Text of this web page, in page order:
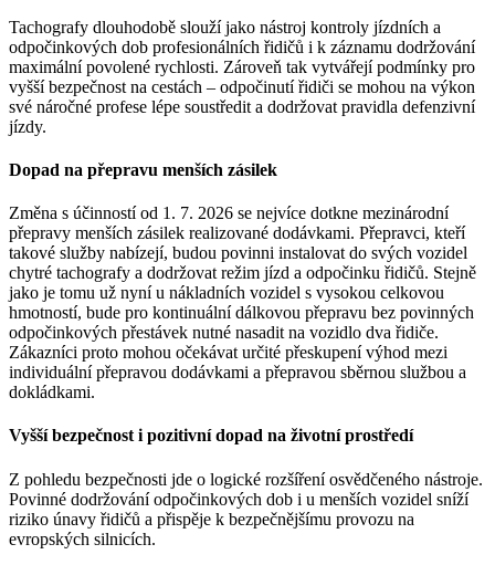
Tachografy dlouhodobě slouží jako nástroj kontroly jízdních a
odpočinkových dob profesionálních řidičů i k záznamu dodržování
maximální povolené rychlosti. Zároveň tak vytvářejí podmínky pro
vyšší bezpečnost na cestách – odpočinutí řidiči se mohou na výkon
své náročné profese lépe soustředit a dodržovat pravidla defenzivní
jízdy.
Dopad na přepravu menších zásilek
Změna s účinností od 1. 7. 2026 se nejvíce dotkne mezinárodní
přepravy menších zásilek realizované dodávkami. Přepravci, kteří
takové služby nabízejí, budou povinni instalovat do svých vozidel
chytré tachografy a dodržovat režim jízd a odpočinku řidičů. Stejně
jako je tomu už nyní u nákladních vozidel s vysokou celkovou
hmotností, bude pro kontinuální dálkovou přepravu bez povinných
odpočinkových přestávek nutné nasadit na vozidlo dva řidiče.
Zákazníci proto mohou očekávat určité přeskupení výhod mezi
individuální přepravou dodávkami a přepravou sběrnou službou a
dokládkami.
Vyšší bezpečnost i pozitivní dopad na životní prostředí
Z pohledu bezpečnosti jde o logické rozšíření osvědčeného nástroje.
Povinné dodržování odpočinkových dob i u menších vozidel sníží
riziko únavy řidičů a přispěje k bezpečnějšímu provozu na
evropských silnicích.